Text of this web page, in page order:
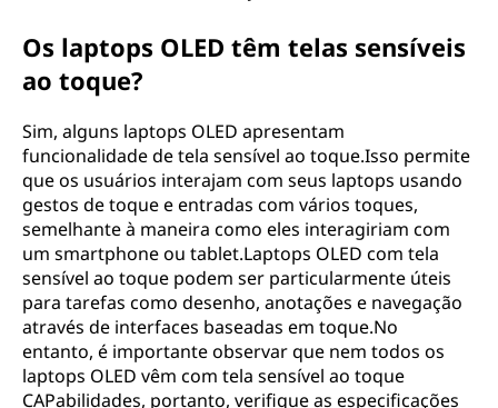
Os laptops OLED têm telas sensíveis
ao toque?
Sim, alguns laptops OLED apresentam
funcionalidade de tela sensível ao toque.Isso permite
que os usuários interajam com seus laptops usando
gestos de toque e entradas com vários toques,
semelhante à maneira como eles interagiriam com
um smartphone ou tablet.Laptops OLED com tela
sensível ao toque podem ser particularmente úteis
para tarefas como desenho, anotações e navegação
através de interfaces baseadas em toque.No
entanto, é importante observar que nem todos os
laptops OLED vêm com tela sensível ao toque
CAPabilidades, portanto, verifique as especificações